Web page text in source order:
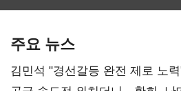
주요 뉴스
김민석 "경선갈등 완전 제로 노